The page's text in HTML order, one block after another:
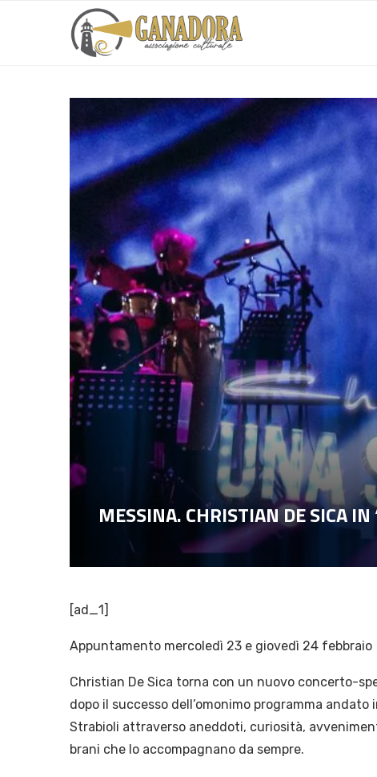
MESSINA. CHRISTIAN DE SICA
[ad_1]
Appuntamento mercoledì 23 e giovedì 24 febbraio
Christian De Sica torna con un nuovo concerto-
dopo il successo dell’omonimo programma
Strabioli attraverso aneddoti, curiosità,
brani che lo accompagnano da sempre.